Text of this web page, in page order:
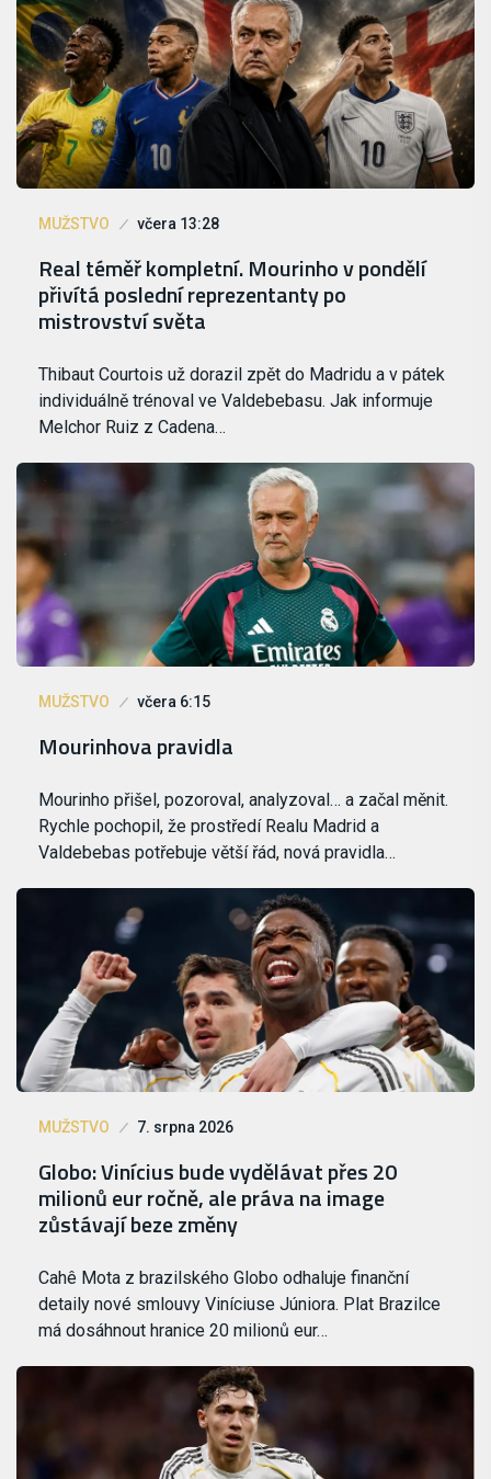
MUŽSTVO včera 13:28
Real téměř kompletní. Mourinho v pondělí
přivítá poslední reprezentanty po
mistrovství světa
Thibaut Courtois už dorazil zpět do Madridu a v pátek
individuálně trénoval ve Valdebebasu. Jak informuje
Melchor Ruiz z Cadena…
MUŽSTVO včera 6:15
Mourinhova pravidla
Mourinho přišel, pozoroval, analyzoval… a začal měnit.
Rychle pochopil, že prostředí Realu Madrid a
Valdebebas potřebuje větší řád, nová pravidla…
MUŽSTVO 7. srpna 2026
Globo: Vinícius bude vydělávat přes 20
milionů eur ročně, ale práva na image
zůstávají beze změny
Cahê Mota z brazilského Globo odhaluje finanční
detaily nové smlouvy Viníciuse Júniora. Plat Brazilce
má dosáhnout hranice 20 milionů eur…